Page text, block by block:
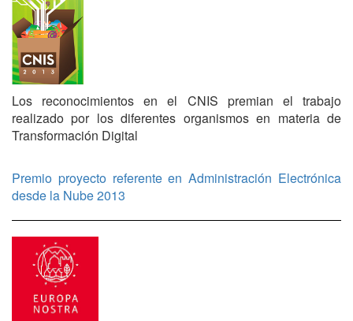
Los reconocimientos en el CNIS premian el trabajo
realizado por los diferentes organismos en materia de
Transformación Digital
Premio proyecto referente en Administración Electrónica
desde la Nube 2013